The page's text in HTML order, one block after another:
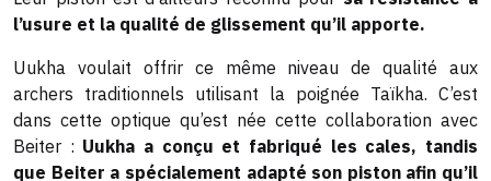
l’usure et la qualité de glissement qu’il apporte.
Uukha voulait offrir ce même niveau de qualité aux
archers traditionnels utilisant la poignée Taïkha. C’est
dans cette optique qu’est née cette collaboration avec
Beiter : Uukha a conçu et fabriqué les cales, tandis
que Beiter a spécialement adapté son piston afin qu’il